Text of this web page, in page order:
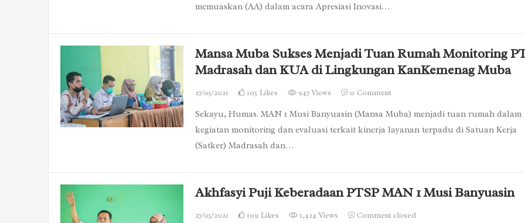
memuaskan (AA) dalam acara Apresiasi Inovasi…
Mansa Muba Sukses Menjadi Tuan Rumah Monitoring
Madrasah dan KUA di Lingkungan KanKemenag Muba
27/05/2021 105 Likes 947 Views 0 Comment
Sekayu, Humas. MAN 1 Musi Banyuasin (Mansa Muba) menjadi tuan rumah dalam
kegiatan monitoring dan evaluasi terkait kinerja layanan terpadu di Satuan Kerja
(Satker) Madrasah dan…
Akhfasyi Puji Keberadaan PTSP MAN 1 Musi Banyuasin
27/05/2021 109 Likes 1,424 Views Comment closed